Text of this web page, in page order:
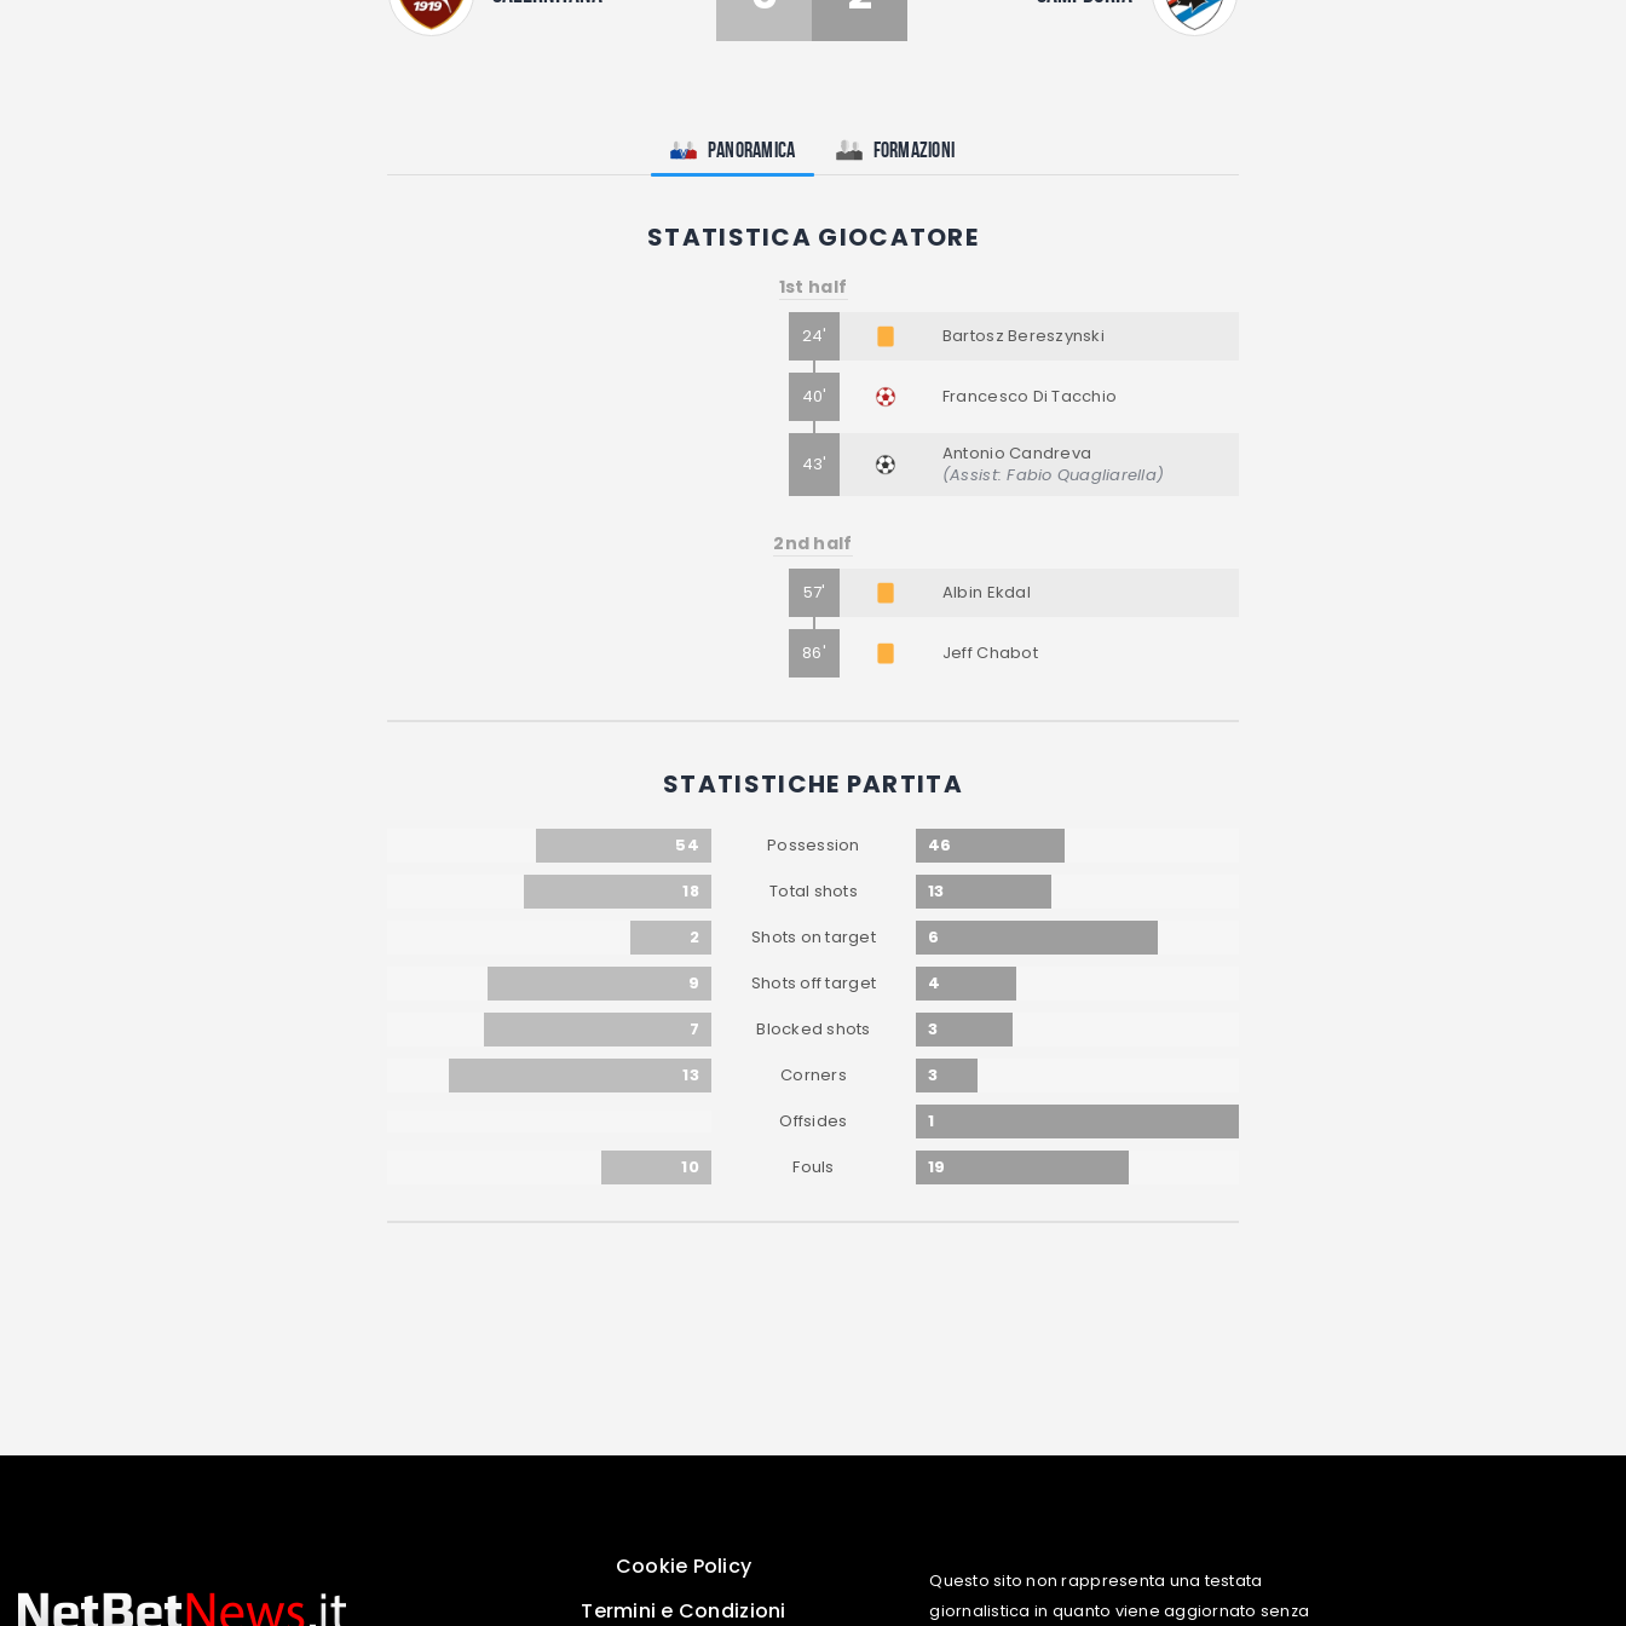
Panoramica Formazioni
STATISTICA GIOCATORE
1st half
24' Bartosz Bereszynski
40' Francesco Di Tacchio
43'
Antonio Candreva
(Assist: Fabio Quagliarella)
2nd half
57' Albin Ekdal
86' Jeff Chabot
STATISTICHE PARTITA
54 Possession
46
18
Total shots
13
2
Shots on target
6
9
Shots off target
4
7
Blocked shots
3
13
Corners 3
Offsides
1
10
Fouls 19
Cookie Policy
Termini e Condizioni
Questo sito non rappresenta una testata
giornalistica in quanto viene aggiornato senza